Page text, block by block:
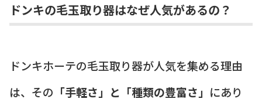
ドンキの毛玉取り器はなぜ人気があるの？
ドンキホーテの毛玉取り器が人気を集める理由
は、その 「手軽さ」と「種類の豊富さ」 にあり